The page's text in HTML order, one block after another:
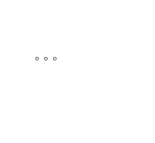
° ° °